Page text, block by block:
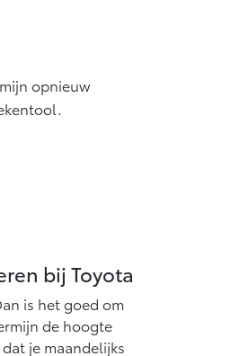
opnieuw
bij Toyota
is het goed om
de hoogte
je maandelijks